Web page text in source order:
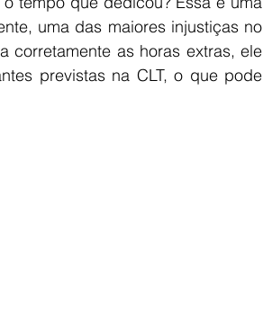
uma das maiores injustiças no
corretamente as horas extras, ele
previstas na CLT, o que pode